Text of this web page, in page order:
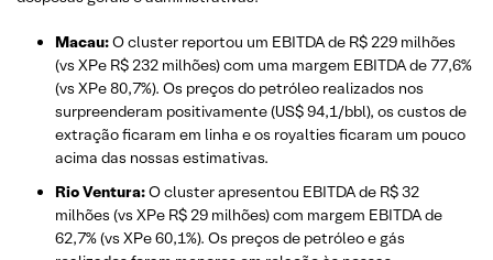
Macau:O cluster reportou um EBITDA de R$ 229 milhões
(vs XPe R$ 232 milhões) com uma margem EBITDA de 77,6%
(vs XPe 80,7%). Os preços do petróleo realizados nos
surpreenderam positivamente (US$ 94,1/bbl), os custos de
extração ficaram em linha e os royalties ficaram um pouco
acima das nossas estimativas.
Rio Ventura:O cluster apresentou EBITDA de R$ 32
milhões (vs XPe R$ 29 milhões) com margem EBITDA de
62,7% (vs XPe 60,1%). Os preços de petróleo e gás